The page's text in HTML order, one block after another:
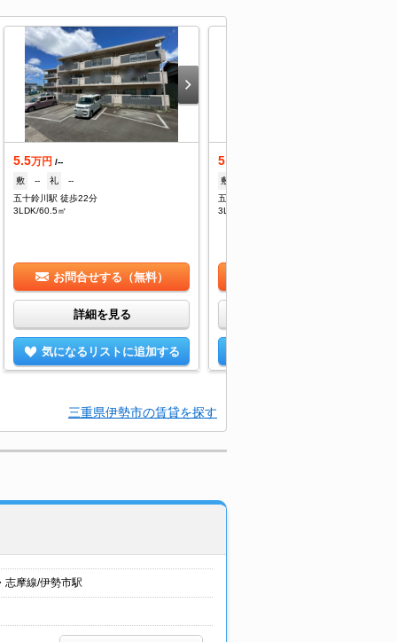
5.5万円 /--
敷
-- 礼
--
五十鈴川駅 徒歩22分
3LDK/60.5㎡
お問合せする（無料）
詳細を見る
気になるリストに追加する
5.8
敷
五十鈴川駅 徒歩17分
3LDK/65.57㎡
三重県伊勢市の賃貸を探す
志摩線/伊勢市駅